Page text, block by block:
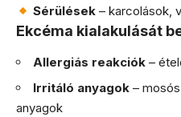
Sérülések – karcolások,
Ekcéma kialakulását
Allergiás reakciók –
Irritáló anyagok –
anyagok